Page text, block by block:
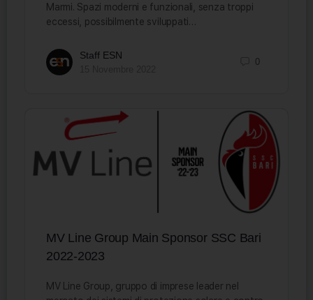
Marmi. Spazi moderni e funzionali, senza troppi
eccessi, possibilmente sviluppati…
Staff ESN
0
MV Line Group Main Sponsor SSC Bari
2022-2023
MV Line Group, gruppo di imprese leader nel